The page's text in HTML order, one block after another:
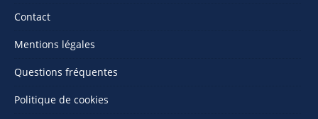
Contact
Mentions légales
Questions fréquentes
Politique de cookies